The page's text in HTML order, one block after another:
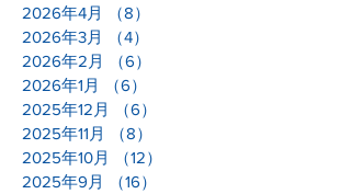
2026年4月
（8）
2026年3月
（4）
2026年2月
（6）
2026年1月
（6）
2025年12月
（6）
2025年11月
（8）
2025年10月
（12）
2025年9月
（16）